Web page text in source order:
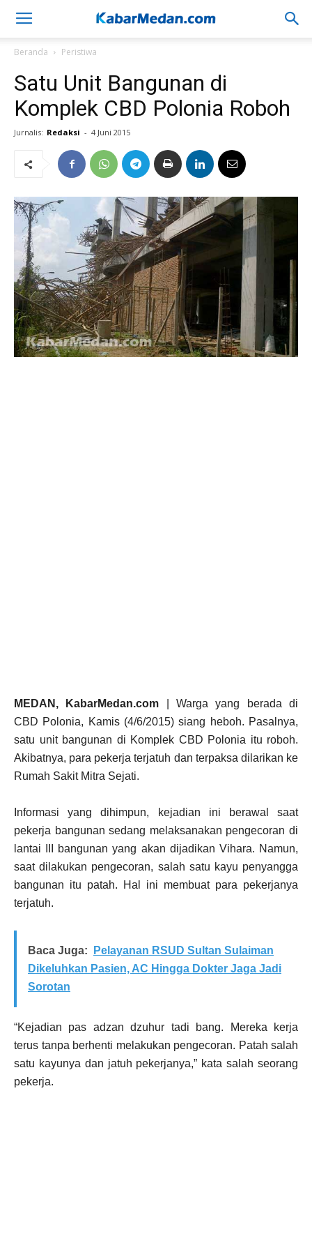
Beranda Peristiwa
Satu Unit Bangunan di
Komplek CBD Polonia Roboh
Jurnalis: Redaksi - 4 Juni 2015
MEDAN, KabarMedan.com | Warga yang berada di
CBD Polonia, Kamis (4/6/2015) siang heboh. Pasalnya,
satu unit bangunan di Komplek CBD Polonia itu roboh.
Akibatnya, para pekerja terjatuh dan terpaksa dilarikan ke
Rumah Sakit Mitra Sejati.
Informasi yang dihimpun, kejadian ini berawal saat
pekerja bangunan sedang melaksanakan pengecoran di
lantai III bangunan yang akan dijadikan Vihara. Namun,
saat dilakukan pengecoran, salah satu kayu penyangga
bangunan itu patah. Hal ini membuat para pekerjanya
terjatuh.
Baca Juga:
Pelayanan RSUD Sultan Sulaiman
Dikeluhkan Pasien, AC Hingga Dokter Jaga Jadi
Sorotan
“Kejadian pas adzan dzuhur tadi bang. Mereka kerja
terus tanpa berhenti melakukan pengecoran. Patah salah
satu kayunya dan jatuh pekerjanya,” kata salah seorang
pekerja.